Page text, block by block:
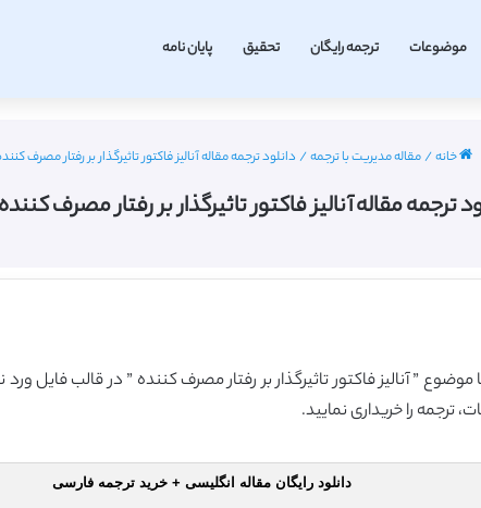
موضوعات ترجمه رایگان تحقیق پایان نامه
خانه/مقاله مدیریت با ترجمه/دانلود ترجمه مقاله آنالیز فاکتور تاثیرگذار بر رفتار مصرف
ترجمه مقاله آنالیز فاکتور تاثیرگذار بر رفتار مصرف
موضوع ” آنالیز فاکتور تاثیرگذار بر رفتار مصرف کننده ” در قالب فایل
ترجمه را خریداری نمایید.
دانلود رایگان مقاله انگلیسی + خرید ترجمه فارسی